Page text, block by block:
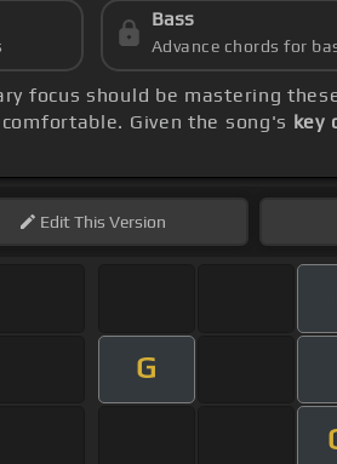
Bass
Advance chords for
focus should be mastering
Given the song's key
EditThis Version
G